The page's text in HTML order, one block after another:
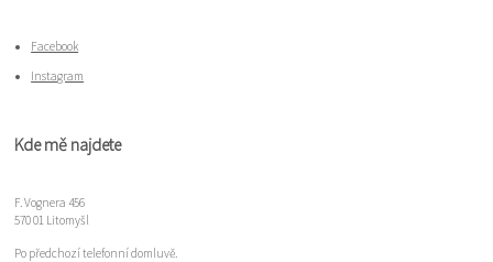
Facebook
Instagram
Kde mě najdete
F. Vognera 456
570 01 Litomyšl
Po předchozí telefonní domluvě.